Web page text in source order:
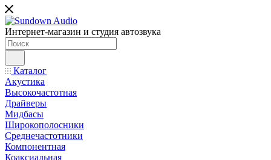
Интернет-магазин и студия автозвука
Каталог
Акустика
Высокочастотная
Драйверы
Мидбасы
Широкополосники
Среднечастотники
Компонентная
Коаксиальная